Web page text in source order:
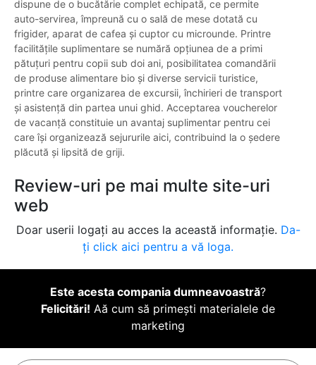
dispune de o bucătărie complet echipată, ce permite
auto-servirea, împreună cu o sală de mese dotată cu
frigider, aparat de cafea și cuptor cu microunde. Printre
facilitățile suplimentare se numără opțiunea de a primi
pătuțuri pentru copii sub doi ani, posibilitatea comandării
de produse alimentare bio și diverse servicii turistice,
printre care organizarea de excursii, închirieri de transport
și asistență din partea unui ghid. Acceptarea voucherelor
de vacanță constituie un avantaj suplimentar pentru cei
care își organizează sejururile aici, contribuind la o ședere
plăcută și lipsită de griji.
Review-uri pe mai multe site-uri
web
Doar userii logați au acces la această informație. Da-
ți click aici pentru a vă loga.
Este acesta compania dumneavoastră?
Felicitări! Aă cum să primești materialele de
marketing